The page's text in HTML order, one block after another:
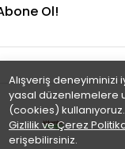
Alışveriş deneyiminizi
yasal düzenlemelere
(cookies)
Gizlilik ve Çerez
erişebilirsiniz.
Ol!